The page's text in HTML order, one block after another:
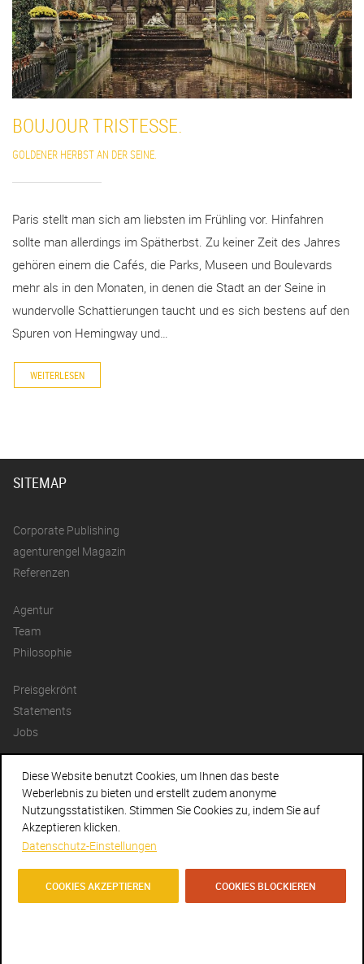
BOUJOUR TRISTESSE.
GOLDENER HERBST AN DER SEINE.
Paris stellt man sich am liebsten im Frühling vor. Hinfahren
sollte man allerdings im Spätherbst. Zu keiner Zeit des Jahres
gehören einem die Cafés, die Parks, Museen und Boulevards
mehr als in den Monaten, in denen die Stadt an der Seine in
wundervolle Schattierungen taucht und es sich bestens auf den
Spuren von Hemingway und…
WEITERLESEN
SITEMAP
Corporate Publishing
agenturengel Magazin
Referenzen
Agentur
Team
Philosophie
Preisgekrönt
Statements
Jobs
Kontakt
Datenschutz
Newsletter
Facebook
Instagram
Diese Website benutzt Cookies, um Ihnen das beste
Weberlebnis zu bieten und erstellt zudem anonyme
Nutzungsstatistiken. Stimmen Sie Cookies zu, indem Sie auf
Akzeptieren klicken.
Datenschutz-Einstellungen
COOKIES AKZEPTIEREN COOKIES BLOCKIEREN